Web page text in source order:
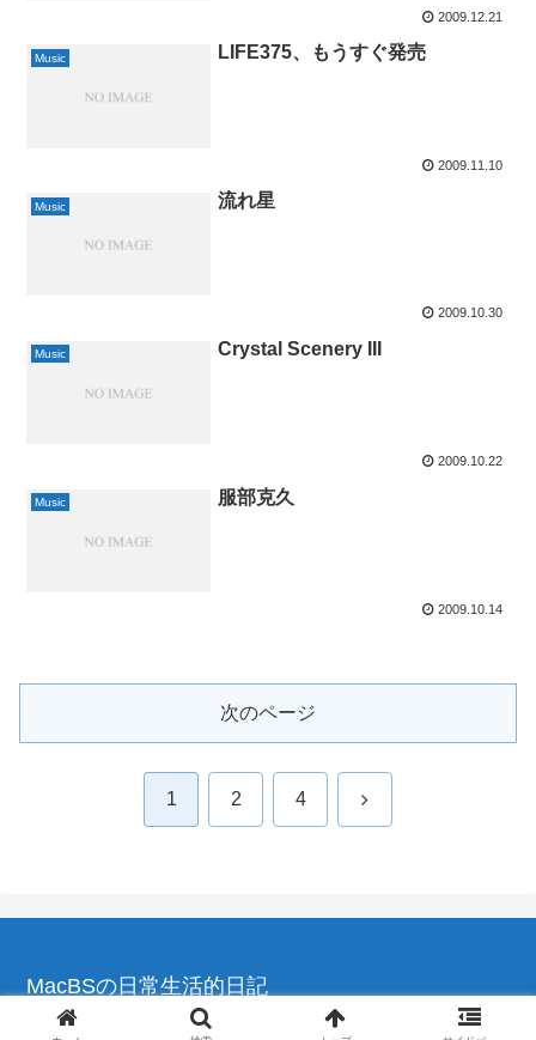
2009.12.21
Music LIFE375、もうすぐ発売
2009.11.10
Music 流れ星
2009.10.30
Music Crystal Scenery III
2009.10.22
Music 服部克久
2009.10.14
次のページ
1 2 4 次
MacBSの日常生活的日記
© 2004-2026 MacBSの日常生活的日記.